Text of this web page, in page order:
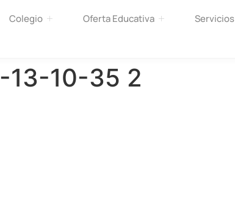
Colegio Oferta Educativa Servicios
13-10-35 2